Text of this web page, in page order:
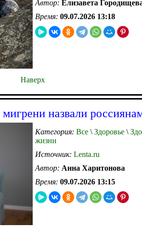
Автор: Елизавета
Время: 09.07.2026 13:18
Наверх
назвали
Категория: Все \ Здоровье \
жизни
Источник: Lenta.ru
Автор: Анна Харитонова
Время: 09.07.2026 13:15